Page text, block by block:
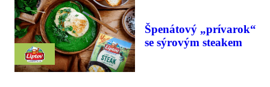
Špenátový „prívarok“
se sýrovým steakem